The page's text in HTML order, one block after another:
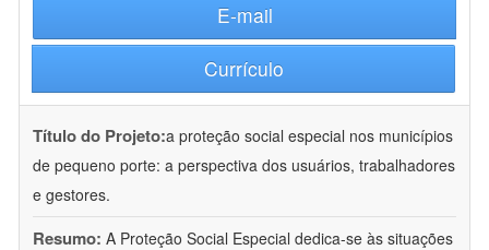
E-mail
Currículo
Título do Projeto:a proteção social especial nos municípios
de pequeno porte: a perspectiva dos usuários, trabalhadores
e gestores.
Resumo: A Proteção Social Especial dedica-se às situações